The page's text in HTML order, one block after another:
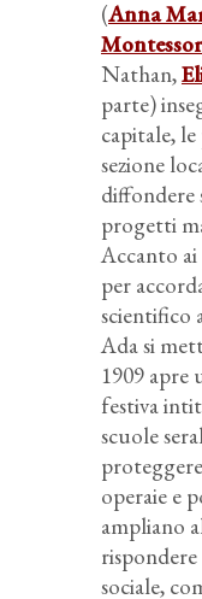
(Anna
Nathan,
parte)
capitale,
sezione
diffondere
progetti
Accanto
per
scientifico
Ada si
1909 apre
festiva
scuole
operaie e
ampliano
sociale,